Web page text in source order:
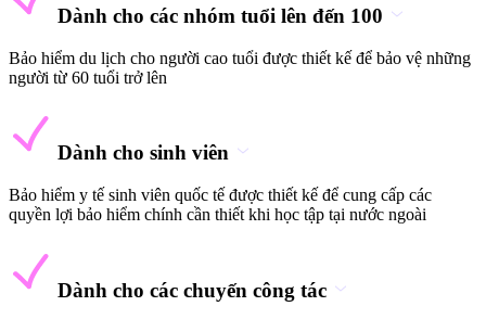
Dành cho các nhóm tuổi lên đến 100
Bảo hiểm du lịch cho người cao tuổi được thiết kế để bảo vệ những
người từ 60 tuổi trở lên
Dành cho sinh viên
Bảo hiểm y tế sinh viên quốc tế được thiết kế để cung cấp các
quyền lợi bảo hiểm chính cần thiết khi học tập tại nước ngoài
Dành cho các chuyến công tác